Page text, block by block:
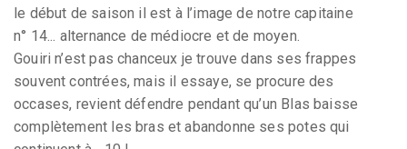
le début de saison il est à l’image de notre capitaine
n° 14... alternance de médiocre et de moyen.
Gouiri n’est pas chanceux je trouve dans ses frappes
souvent contrées, mais il essaye, se procure des
occases, revient défendre pendant qu’un Blas baisse
complètement les bras et abandonne ses potes qui